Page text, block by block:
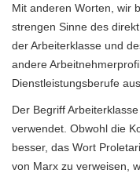
Mit anderen Worten, wir
strengen Sinne des
der Arbeiterklasse und
andere
Dienstleistungsberufe
Der Begriff
verwendet. Obwohl die
besser, das Wort
von Marx zu verweisen,